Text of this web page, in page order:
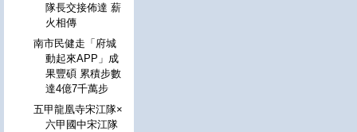
隊長交接佈達 薪
火相傳
南市民健走「府城
動起來APP」成
果豐碩 累積步數
達4億7千萬步
五甲龍凰寺宋江隊×
六甲國中宋江隊